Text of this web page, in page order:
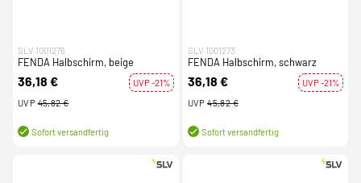
SLV 1001276
FENDA Halbschirm, beige
36,18 €
UVP -21%
UVP 45,82 €
Sofort versandfertig
SLV 1001273
FENDA Halbschirm, schwarz
36,18 €
UVP -21%
UVP 45,82 €
Sofort versandfertig